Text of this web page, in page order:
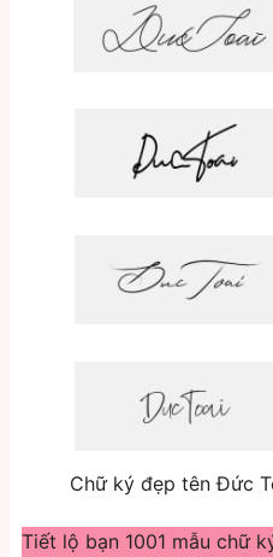
Chữ ký đẹp tên Đức
Tiết lộ bạn 1001 mẫu chữ